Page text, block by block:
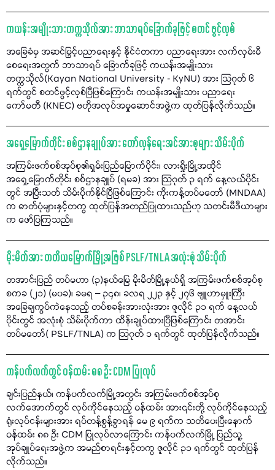
ကယန်းအမျိုးသားတက္ကသိုလ်အား ဘာသာရပ်ခြောက်ခုဖြင့် စတင် ဖွင့်လှစ်
အခြေခံမှ အဆင်မြှင့်ပညာရေးနှင့် နိုင်ငံတကာ ပညာရေးအား လက်လှမ်းမီ
စေရေးအတွက် ဘာသာရပ် ခြောက်ခုဖြင့် ကယန်းအမျိုးသား
တက္ကသိုလ်(Kayan National University - KyNU) အား သြဂုတ် ၆
ရက်တွင် စတင်ဖွင့်လှစ်ပြီဖြစ်ကြောင်း ကယန်းအမျိုးသား ပညာရေး
ကော်မတီ (KNEC) ဗဟိုအလုပ်အမှုဆောင်အဖွဲ့က ထုတ်ပြန်လိုက်သည်။
အရှေ့မြောက်တိုင်း စစ်ဌာနချုပ်အား တော်လှန်ရေးအင်အားစုများ သိမ်းပိုက်
အကြမ်းဖက်စစ်အုပ်စု၏ရှမ်းပြည်မြောက်ပိုင်း၊ လားရှိုးမြို့အထိုင်
အရှေ့မြောက်တိုင်း စစ်ဌာနချုပ် (ရမခ) အား သြဂုတ် ၃ ရက် နေ့လယ်ပိုင်း
တွင် အပြီးသတ် သိမ်းပိုက်နိုင်ပြီဖြစ်ကြောင်း ကိုးကန့်တပ်မတော် (MNDAA)
က ဓာတ်ပုံများနှင့်တကွ ထုတ်ပြန်အတည်ပြုထားသည်ဟု သတင်းမီဒီယာများ
က ဖော်ပြကြသည်။
မိုးမိတ်အား တတိယမြောက်မြို့အဖြစ် PSLF/TNLA အလုံးစုံ သိမ်းပိုက်
တအာင်းပြည် တပ်မဟာ (၃)နယ်မြေ မိုးမိတ်မြို့နယ်ရှိ အကြမ်းဖက်စစ်အုပ်စု
စကခ (၂၁) (မပခ)၊ ခမရ – ၃၄၈၊ ခလရ ၂၂၃ နှင့် ၂၇၆ ဗျူဟာမှူးကြီး
အခြေချကွပ်ကဲနေသည့် တပ်စခန်းအားလုံးအား ဇူလိုင် ၃၁ ရက် နေ့လယ်
ပိုင်းတွင် အလုံးစုံ သိမ်းပိုက်ကာ ထိန်းချုပ်ထားပြီဖြစ်ကြောင်း တအာင်း
တပ်မတော်( PSLF/TNLA) က သြဂုတ် ၁ ရက်တွင် ထုတ်ပြန်လိုက်သည်။
ကန်ပက်လက်တွင် ဝန်ထမ်း ၈၈ ဦး CDM ပြုလုပ်
ချင်းပြည်နယ်၊ ကန်ပက်လက်မြို့အတွင်း အကြမ်းဖက်စစ်အုပ်စု
လက်အောက်တွင် လုပ်ကိုင်နေသည့် ဝန်ထမ်း အား၎င်းတို့ လုပ်ကိုင်နေသည့်
ရုံးလုပ်ငန်းများအား ရပ်တန့်စွန့်ခွာရန် မေ ၉ ရက်က သတိပေးပြီးနောက်
ဝန်ထမ်း ၈၈ ဦး CDM ပြုလုပ်လာကြောင်း ကန်ပက်လက်မြို့ ပြည်သူ့
အုပ်ချုပ်ရေးအဖွဲ့က အမည်စာရင်းနှင့်တကွ ဇူလိုင် ၃၁ ရက်တွင် ထုတ်ပြန်
လိုက်သည်။